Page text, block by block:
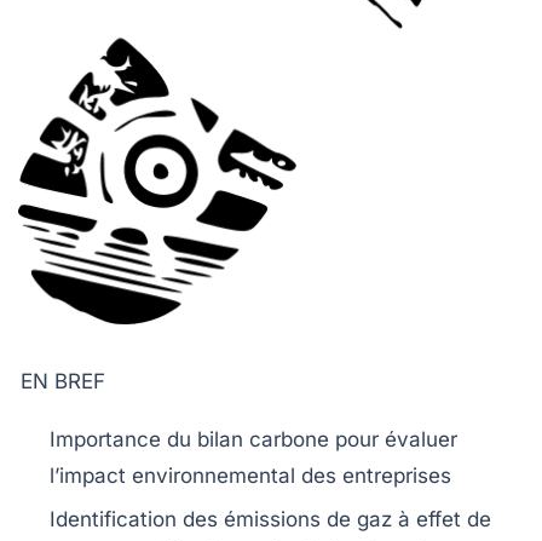
EN BREF
Importance du bilan carbone pour évaluer
l’impact environnemental des entreprises
Identification des émissions de gaz à effet de